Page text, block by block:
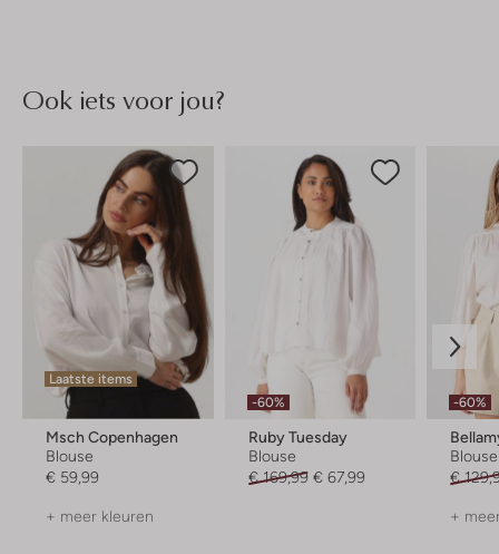
Ook iets voor jou?
Laatste items
Msch Copenhagen
Blouse
€ 59,99
+ meer kleuren
-60%
Ruby Tuesday
Blouse
€ 169,99 € 67,99
-60%
Blouse
€
+